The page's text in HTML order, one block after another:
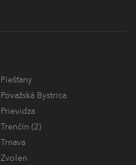
Piešťany
Považská Bystrica
Prievidza
Trenčín (2)
Trnava
Zvolen